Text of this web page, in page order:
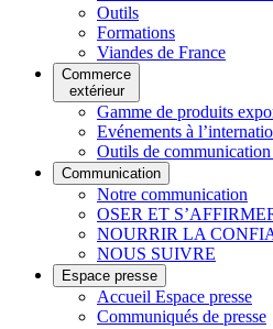
Outils
Formations
Viandes de France
Commerce
extérieur
Gamme de produits
Evénements à
Outils de
Communication
Notre communication
OSER ET
NOURRIR LA
NOUS SUIVRE
Espace presse
Accueil Espace presse
Communiqués de presse